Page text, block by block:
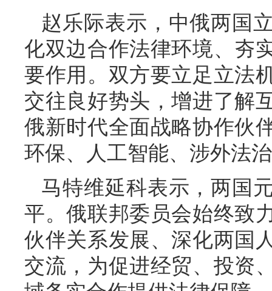
赵乐际表示，中俄两国
化双边合作法律环境、夯
要作用。双方要立足立法
交往良好势头，增进了解
俄新时代全面战略协作伙
环保、人工智能、涉外法
马特维延科表示，两国
平。俄联邦委员会始终致
伙伴关系发展、深化两国
交流，为促进经贸、投资